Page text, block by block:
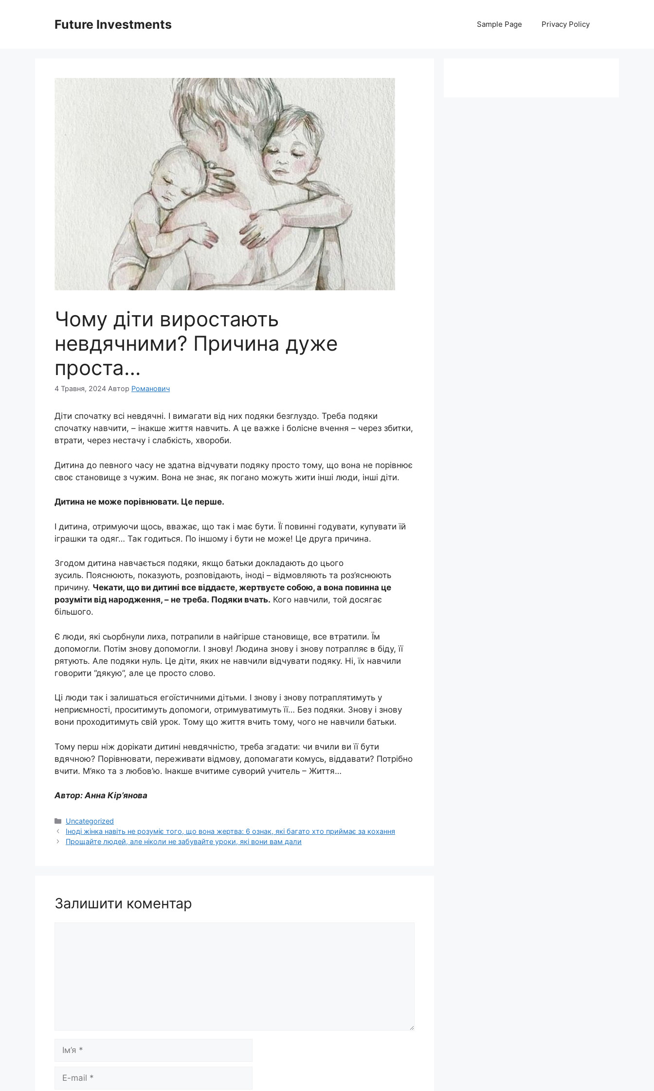
Future Investments Sample Page Privacy Policy
Чому діти виростають
невдячними? Причина дуже
проста…
4 Травня, 2024 Автор Романович
Діти спочатку всі невдячні. І вимагати від них подяки безглуздо. Треба подяки
спочатку навчити, – інакше життя навчить. А це важке і болісне вчення – через збитки,
втрати, через нестачу і слабкість, хвороби.
Дитина до певного часу не здатна відчувати подяку просто тому, що вона не порівнює
своє становище з чужим. Вона не знає, як погано можуть жити інші люди, інші діти.
Дитина не може порівнювати. Це перше.
І дитина, отримуючи щось, вважає, що так і має бути. Її повинні годувати, купувати їй
іграшки та одяг… Так годиться. По іншому і бути не може! Це друга причина.
Згодом дитина навчається подяки, якщо батьки докладають до цього
зусиль. Пояснюють, показують, розповідають, іноді – відмовляють та роз’яснюють
причину. Чекати, що ви дитині все віддаєте, жертвуєте собою, а вона повинна це
розуміти від народження, – не треба. Подяки вчать. Кого навчили, той досягає
більшого.
Є люди, які сьорбнули лиха, потрапили в найгірше становище, все втратили. Їм
допомогли. Потім знову допомогли. І знову! Людина знову і знову потрапляє в біду, її
рятують. Але подяки нуль. Це діти, яких не навчили відчувати подяку. Ні, їх навчили
говорити “дякую”, але це просто слово.
Ці люди так і залишаться егоїстичними дітьми. І знову і знову потраплятимуть у
неприємності, проситимуть допомоги, отримуватимуть її… Без подяки. Знову і знову
вони проходитимуть свій урок. Тому що життя вчить тому, чого не навчили батьки.
Тому перш ніж дорікати дитині невдячністю, треба згадати: чи вчили ви її бути
вдячною? Порівнювати, переживати відмову, допомагати комусь, віддавати? Потрібно
вчити. М’яко та з любов’ю. Інакше вчитиме суворий учитель – Життя…
Автор: Анна Кір’янова
Категорії
Uncategorized
Іноді жінка навіть не розуміє того, що вона жертва: 6 ознак, які багато хто приймає за кохання
Прощайте людей, але ніколи не забувайте уроки, які вони вам дали
Залишити коментар
Ім’я